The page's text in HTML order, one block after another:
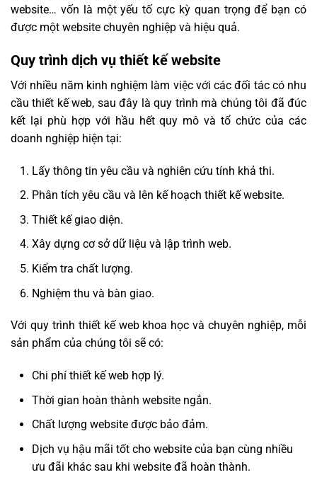
website… vốn là một yếu tố cực kỳ quan trọng để bạn có
được một website chuyên nghiệp và hiệu quả.
Quy trình dịch vụ thiết kế website
Với nhiều năm kinh nghiệm làm việc với các đối tác có nhu
cầu thiết kế web, sau đây là quy trình mà chúng tôi đã đúc
kết lại phù hợp với hầu hết quy mô và tổ chức của các
doanh nghiệp hiện tại:
Lấy thông tin yêu cầu và nghiên cứu tính khả thi.
Phân tích yêu cầu và lên kế hoạch thiết kế website.
Thiết kế giao diện.
Xây dựng cơ sở dữ liệu và lập trình web.
Kiểm tra chất lượng.
Nghiệm thu và bàn giao.
Với quy trình thiết kế web khoa học và chuyên nghiệp, mỗi
sản phẩm của chúng tôi sẽ có:
Chi phí thiết kế web hợp lý.
Thời gian hoàn thành website ngắn.
Chất lượng website được bảo đảm.
Dịch vụ hậu mãi tốt cho website của bạn cùng nhiều
ưu đãi khác sau khi website đã hoàn thành.